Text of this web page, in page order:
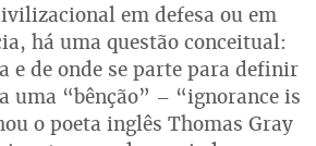
em defesa ou em
há uma questão conceitual:
e de onde se parte para definir
uma “bênção” – “ignorance is
o poeta inglês Thomas Gray